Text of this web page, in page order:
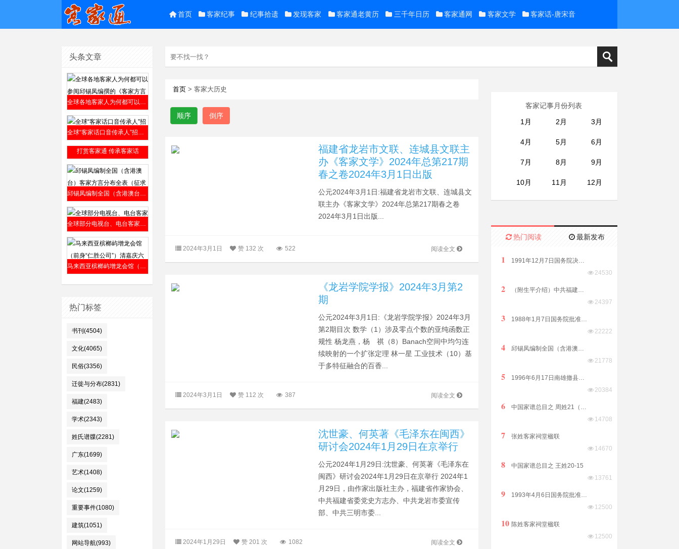
首页 客家纪事 纪事拾遗 发现客家 客家通老黄历 三千年日历 客家通网 客家文学 客家话-唐宋音
头条文章
全球各地客家人为何都可以参阅邱锡凤编撰的《客家方言上杭话大词典》？
全球“客家话口音传承人”招贤榜2019年9月4日公开发布
打赏客家通 传承客家话
邱锡凤编制全国（含港澳台）客家方言分布全表（征求意见稿）2019年8月12日发布
全球部分电视台、电台客家话节目介绍​
马来西亚槟榔屿增龙会馆（前身“仁胜公司”）清嘉庆六年（1801年）成立
热门标签
书刊(4504)
文化(4065)
民俗(3356)
迁徙与分布(2831)
福建(2483)
学术(2343)
姓氏谱牒(2281)
广东(1699)
艺术(1408)
论文(1259)
重要事件(1080)
建筑(1051)
网站导航(993)
首页 > 客家大历史
顺序 倒序
福建省龙岩市文联、连城县文联主
办《客家文学》2024年总第217期
春之卷2024年3月1日出版
公元2024年3月1日:福建省龙岩市文联、连城县文
联主办《客家文学》2024年总第217期春之卷
2024年3月1日出版...
阅读全文
2024年3月1日 赞 132 次 522
《龙岩学院学报》2024年3月第2
期
公元2024年3月1日:《龙岩学院学报》2024年3月
第2期目次 数学（1）涉及零点个数的亚纯函数正
规性 杨龙燕，杨 祺（8）Banach空间中均匀连
续映射的一个扩张定理 林一星 工业技术（10）基
于多特征融合的百香...
阅读全文
2024年3月1日 赞 112 次 387
沈世豪、何英著《毛泽东在闽西》
研讨会2024年1月29日在京举行
公元2024年1月29日:沈世豪、何英著《毛泽东在
闽西》研讨会2024年1月29日在京举行 2024年1
月29日，由作家出版社主办，福建省作家协会、
中共福建省委党史方志办、中共龙岩市委宣传
部、中共三明市委...
阅读全文
2024年1月29日 赞 201 次 1082
客家记事月份列表
1月
2月 3月
4月 5月 6月
7月 8月 9月
10月 11月 12月
热门阅读 最新发布
1
1991年12月7日国务院决定原汕头市饶平县划归潮州市管辖
24530
2
（附生平介绍）中共福建省委原副书记、福建省政协原副主席林开钦同志2022年8月15日在福州逝世享年89岁
24397
3
1988年1月7日国务院批准析江门市阳江、阳春两县置阳江地级市
22222
4
邱锡凤编制全国（含港澳台）客家方言分布全表（征求意见稿）2019年8月12日发布
21778
5
1996年6月17日南雄撤县改市隶属广东省由韶关市代管
20384
6
中国家谱总目之 周姓21（江西）
14708
7
张姓客家祠堂楹联
14670
8
中国家谱总目之 王姓20-15
13761
9
1993年4月6日国务院批准普宁撤县设市（县级）由揭阳市代管
12500
10 陈姓客家祠堂楹联
12500